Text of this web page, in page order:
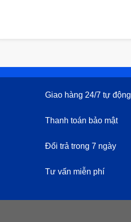
Giao hàng 24/7 tự động
Thanh toán bảo mật
Đổi trả trong 7 ngày
Tư vấn miễn phí